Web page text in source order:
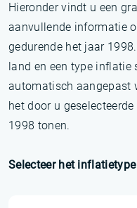
Hieronder vindt u een
aanvullende informatie
gedurende het jaar
land en een type inflatie
automatisch aangepast
het door u
1998 tonen.
Selecteer het